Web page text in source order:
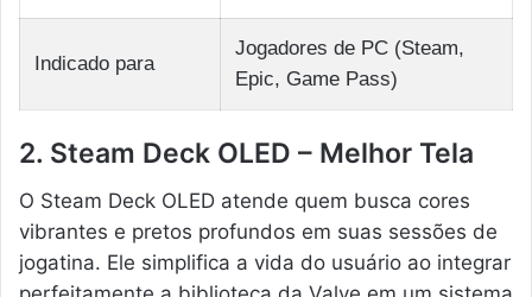
Indicado para
Jogadores de PC (Steam,
Epic, Game Pass)
2. Steam Deck OLED – Melhor Tela
O Steam Deck OLED atende quem busca cores
vibrantes e pretos profundos em suas sessões de
jogatina. Ele simplifica a vida do usuário ao integrar